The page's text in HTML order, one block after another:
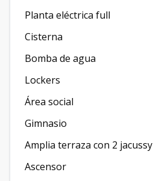
Planta eléctrica full
Cisterna
Bomba de agua
Lockers
Área social
Gimnasio
Amplia terraza con 2 jacussy
Ascensor